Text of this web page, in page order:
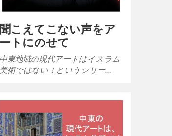
聞こえてこない声をア
ートにのせて
中東地域の現代アートはイスラム
美術ではない！というシリー…